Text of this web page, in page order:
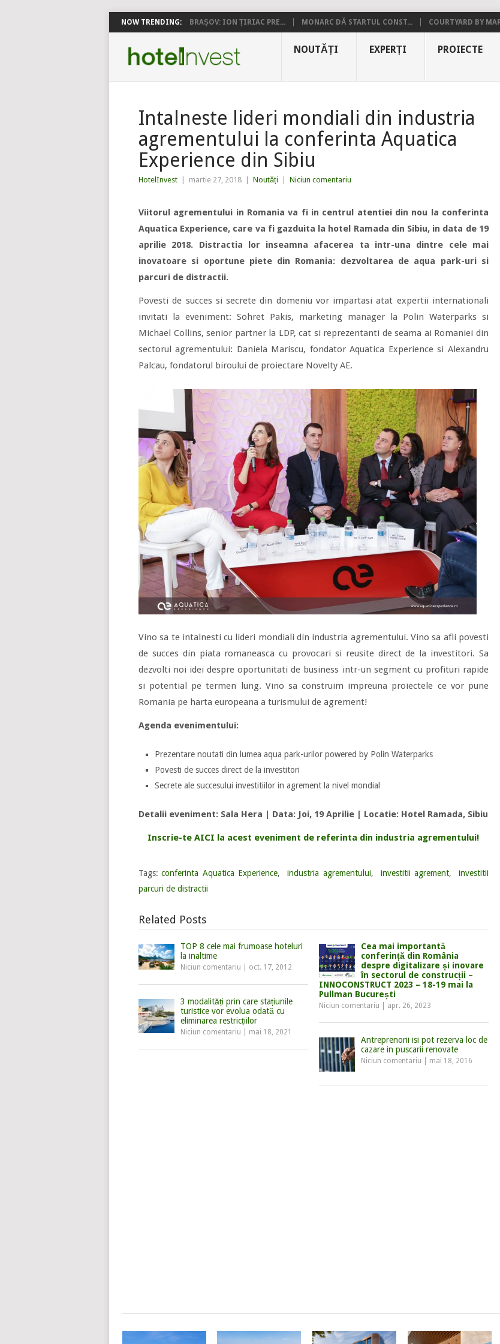
NOW TRENDING: BRAȘOV: ION ȚIRIAC PRE... MONARC DĂ STARTUL CONST... COURTYARD BY
NOUTĂȚI EXPERȚI PROIECTE
Intalneste lideri mondiali din industria
agrementului la conferinta Aquatica
Experience din Sibiu
HotelInvest martie 27, 2018 Noutăți Niciun comentariu
Viitorul agrementului in Romania va fi in centrul atentiei din nou la conferinta
Aquatica Experience, care va fi gazduita la hotel Ramada din Sibiu, in data de 19
aprilie 2018. Distractia lor inseamna afacerea ta intr-una dintre cele mai
inovatoare si oportune piete din Romania: dezvoltarea de aqua park-uri si
parcuri de distractii.
Povesti de succes si secrete din domeniu vor impartasi atat expertii internationali
invitati la eveniment: Sohret Pakis, marketing manager la Polin Waterparks si
Michael Collins, senior partner la LDP, cat si reprezentanti de seama ai Romaniei din
sectorul agrementului: Daniela Mariscu, fondator Aquatica Experience si Alexandru
Palcau, fondatorul biroului de proiectare Novelty AE.
Vino sa te intalnesti cu lideri mondiali din industria agrementului. Vino sa afli povesti
de succes din piata romaneasca cu provocari si reusite direct de la investitori. Sa
dezvolti noi idei despre oportunitati de business intr-un segment cu profituri rapide
si potential pe termen lung. Vino sa construim impreuna proiectele ce vor pune
Romania pe harta europeana a turismului de agrement!
Agenda evenimentului:
Prezentare noutati din lumea aqua park-urilor powered by Polin Waterparks
Povesti de succes direct de la investitori
Secrete ale succesului investitiilor in agrement la nivel mondial
Detalii eveniment: Sala Hera | Data: Joi, 19 Aprilie | Locatie: Hotel Ramada, Sibiu
Inscrie-te AICI la acest eveniment de referinta din industria agrementului!
Tags: conferinta Aquatica Experience, industria agrementului, investitii agrement,
investitii
parcuri de distractii
Related Posts
TOP 8 cele mai frumoase hoteluri
la inaltime
Niciun comentariu oct. 17, 2012
Cea mai importantă
conferință din România
despre digitalizare și inovare
în sectorul de construcții –
INNOCONSTRUCT 2023 – 18-19 mai la
Pullman București
Niciun comentariu apr. 26, 2023
3 modalități prin care stațiunile
turistice vor evolua odată cu
eliminarea restricțiilor
Niciun comentariu mai 18, 2021
Antreprenorii isi pot rezerva loc de
cazare in puscarii renovate
Niciun comentariu mai 18, 2016